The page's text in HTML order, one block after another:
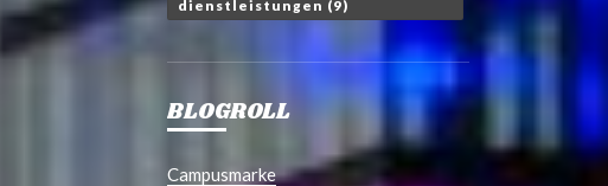
dienstleistungen (9)
BLOGROLL
Campusmarke